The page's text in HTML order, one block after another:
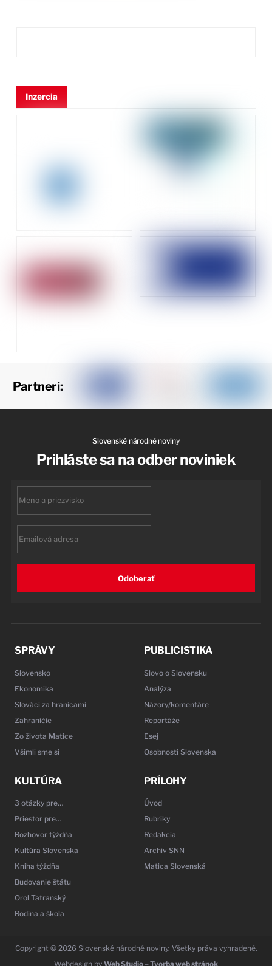
Inzercia
Partneri:
Slovenské národné noviny
Prihláste sa na odber noviniek
Odoberať
SPRÁVY
Slovensko
Ekonomika
Slováci za hranicami
Zahraničie
Zo života Matice
Všimli sme si
PUBLICISTIKA
Slovo o Slovensku
Analýza
Názory/komentáre
Reportáže
Esej
Osobnosti Slovenska
KULTÚRA
3 otázky pre…
Priestor pre…
Rozhovor týždňa
Kultúra Slovenska
Kniha týždňa
Budovanie štátu
Orol Tatranský
Rodina a škola
PRÍLOHY
Úvod
Rubriky
Redakcia
Archív SNN
Matica Slovenská
Copyright © 2026 Slovenské národné noviny. Všetky práva vyhradené.
Webdesign by Web Studio – Tvorba web stránok